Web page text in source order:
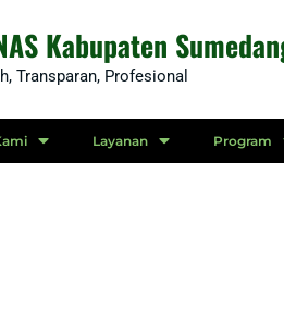
Kabupaten
Transparan, Profesional
Layanan Program